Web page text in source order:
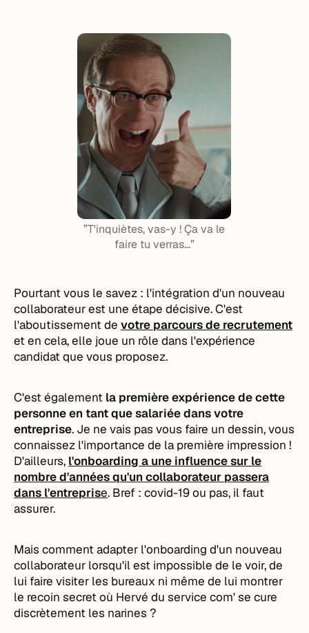
”T'inquiètes, vas-y ! Ça va le
faire tu verras...”
Pourtant vous le savez : l'intégration d'un nouveau
collaborateur est une étape décisive. C'est
l'aboutissement devotre parcours de recrutement
et en cela, elle joue un rôle dans l'expérience
candidat que vous proposez.
C'est également la première expérience de cette
personne en tant que salariée dans votre
entreprise. Je ne vais pas vous faire un dessin, vous
connaissez l'importance de la première impression !
D'ailleurs, l'onboarding a une influence sur le
nombre d'années qu'un collaborateur passera
dans l'entreprise. Bref : covid-19 ou pas, il faut
assurer.
Mais comment adapter l'onboarding d'un nouveau
collaborateur lorsqu'il est impossible de le voir, de
lui faire visiter les bureaux ni même de lui montrer
le recoin secret où Hervé du service com' se cure
discrètement les narines ?